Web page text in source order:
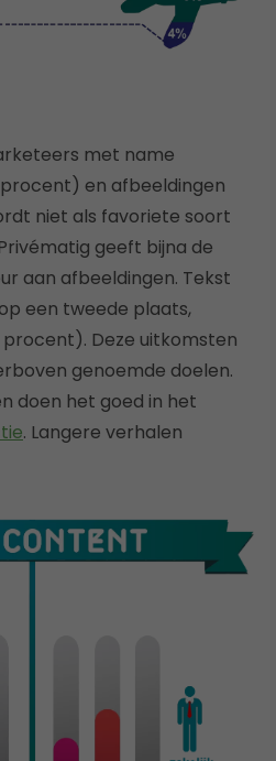
met name
en afbeeldingen
niet als favoriete soort
geeft bijna de
aan afbeeldingen. Tekst
een tweede plaats,
procent). Deze uitkomsten
genoemde doelen.
doen het goed in het
. Langere verhalen